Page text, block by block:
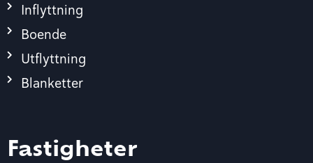
Inflyttning
Boende
Utflyttning
Blanketter
Fastigheter